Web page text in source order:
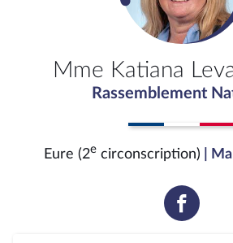
Mme Katiana
Rassemblement
Eure (2e circonscription) |
Voir
la